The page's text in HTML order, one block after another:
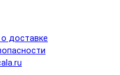
доставке